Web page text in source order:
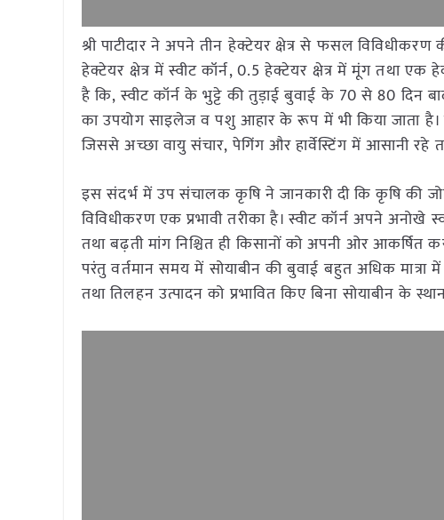
श्री पाटीदार ने अपने तीन हेक्टेयर क्षेत्र से फसल
हेक्टेयर क्षेत्र में स्वीट कॉर्न, 0.5 हेक्टेयर क्षेत्र में मूंग तथा
है कि, स्वीट कॉर्न के भुट्टे की तुड़ाई बुवाई के 70 से 80 दिन
का उपयोग साइलेज व पशु आहार के रूप में भी किया जाता
जिससे अच्छा वायु संचार, पेगिंग और हार्वेस्टिंग में आसानी रहे
इस संदर्भ में उप संचालक कृषि ने जानकारी दी कि कृषि की
विविधीकरण एक प्रभावी तरीका है। स्वीट कॉर्न अपने
तथा बढ़ती मांग निश्चित ही किसानों को अपनी ओर आकर्षित
परंतु वर्तमान समय में सोयाबीन की बुवाई बहुत अधिक
तथा तिलहन उत्पादन को प्रभावित किए बिना सोयाबीन के